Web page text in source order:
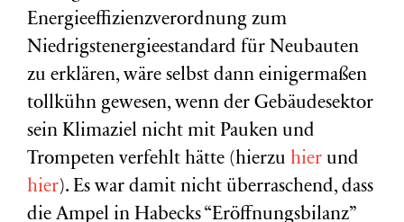
Energieeffizienzverordnung zum
Niedrigstenergieestandard für Neubauten
zu erklären, wäre selbst dann einigermaßen
tollkühn gewesen, wenn der Gebäudesektor
sein Klimaziel nicht mit Pauken und
Trompeten verfehlt hätte (hierzu hier und
hier). Es war damit nicht überraschend, dass
die Ampel in Habecks “Eröffnungsbilanz”